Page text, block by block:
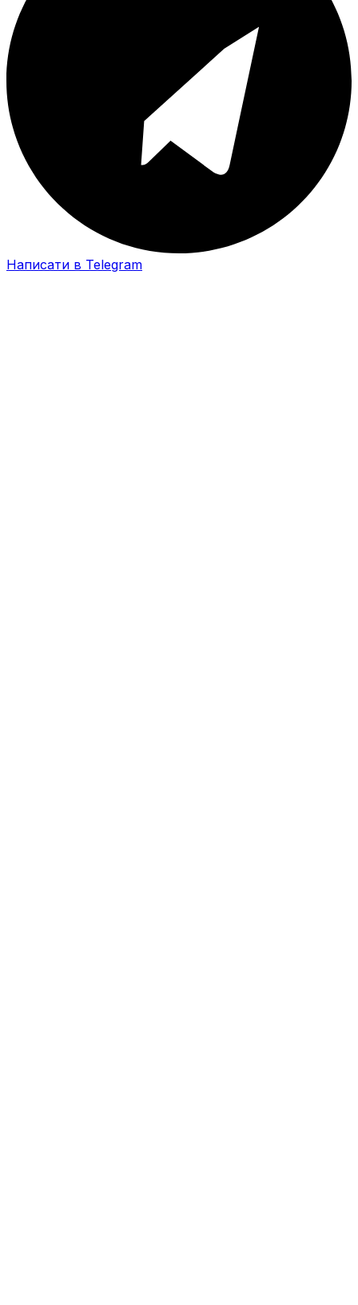
Написати в Telegram